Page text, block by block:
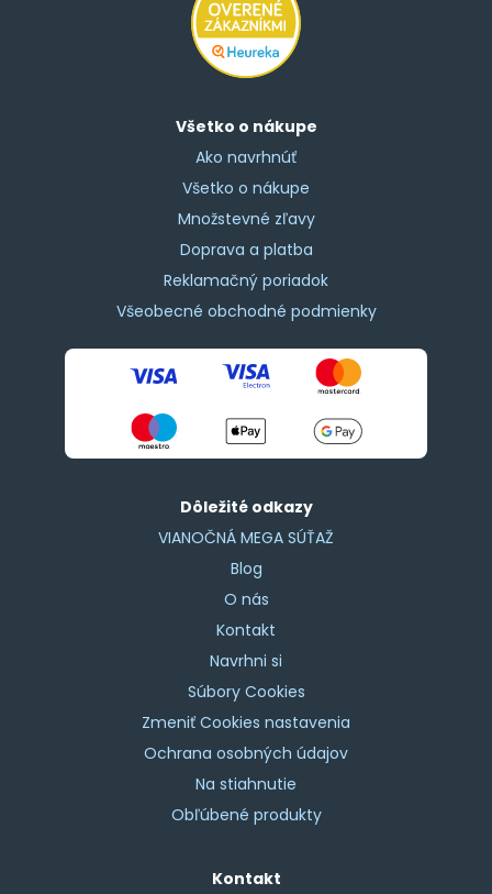
Všetko o nákupe
Ako navrhnúť
Všetko o nákupe
Množstevné zľavy
Doprava a platba
Reklamačný poriadok
Všeobecné obchodné podmienky
Dôležité odkazy
VIANOČNÁ MEGA SÚŤAŽ
Blog
O nás
Kontakt
Navrhni si
Súbory Cookies
Zmeniť Cookies nastavenia
Ochrana osobných údajov
Na stiahnutie
Obľúbené produkty
Kontakt